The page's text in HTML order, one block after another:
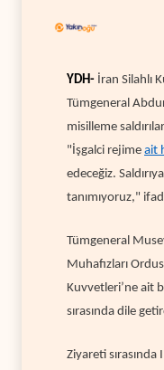
YDH- İran Silahlı
Tümgeneral
misilleme
"İşgalci rejime ait
edeceğiz.
tanımıyoruz,"
Tümgeneral
Muhafızları
Kuvvetleri’ne ait
sırasında dile
Ziyareti sırasında